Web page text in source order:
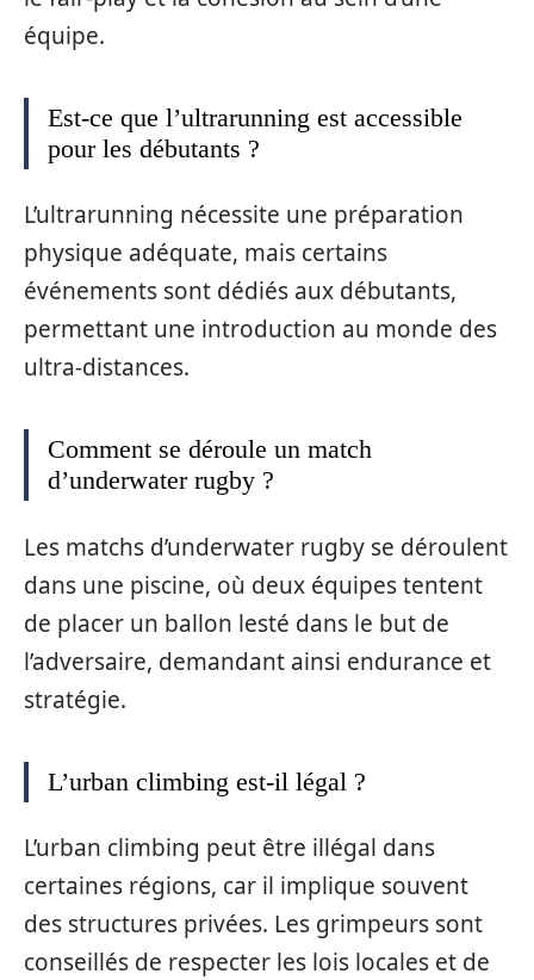
équipe.
Est-ce que l’ultrarunning est accessible
pour les débutants ?
L’ultrarunning nécessite une préparation
physique adéquate, mais certains
événements sont dédiés aux débutants,
permettant une introduction au monde des
ultra-distances.
Comment se déroule un match
d’underwater rugby ?
Les matchs d’underwater rugby se déroulent
dans une piscine, où deux équipes tentent
de placer un ballon lesté dans le but de
l’adversaire, demandant ainsi endurance et
stratégie.
L’urban climbing est-il légal ?
L’urban climbing peut être illégal dans
certaines régions, car il implique souvent
des structures privées. Les grimpeurs sont
conseillés de respecter les lois locales et de